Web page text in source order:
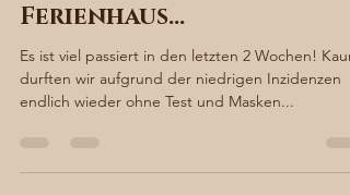
Teehaus und ein neues
Ferienhaus…
Es ist viel passiert in den letzten 2 Wochen! Kaum